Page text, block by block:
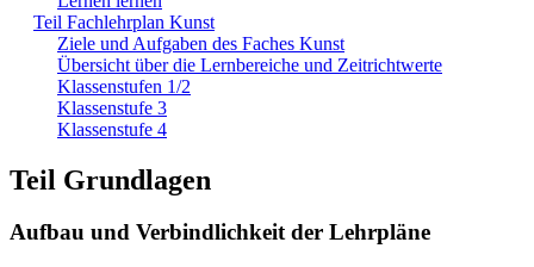
Teil Fachlehrplan Kunst
Ziele und Aufgaben des Faches Kunst
Übersicht über die Lernbereiche und Zeitrichtwerte
Klassenstufen 1/2
Klassenstufe 3
Klassenstufe 4
Teil Grundlagen
Aufbau und Verbindlichkeit der Lehrpläne